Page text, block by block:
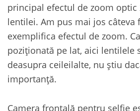
principal efectul de zoom optic
lentilei. Am pus mai jos
exemplifica efectul de zoom.
poziționată pe lat, aici lentilele
deasupra ceileilalte, nu știu
importanță.
Camera frontală pentru selfie